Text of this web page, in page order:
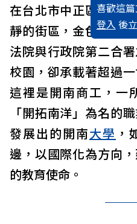
喜歡這
登入 後
在台北市中正區一隅
靜的街區，金色校徽
法院與行政院第二合
校園，卻承載著超過
這裡是開南商工，一
「開拓南洋」為名的
發展出的開南大學 ，
邊，以國際化為方向
的教育使命。